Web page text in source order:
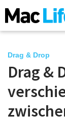
News
iPhone
Drag & Drop
Drag &